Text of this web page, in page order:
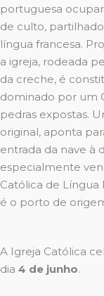
portuguesa
de culto,
língua francesa.
a igreja, rodeada
da creche, é
dominado por um
pedras expostas.
original, aponta
entrada da nave à
especialmente
Católica de Língua
é o porto de
A Igreja Católica
dia 4 de junho.